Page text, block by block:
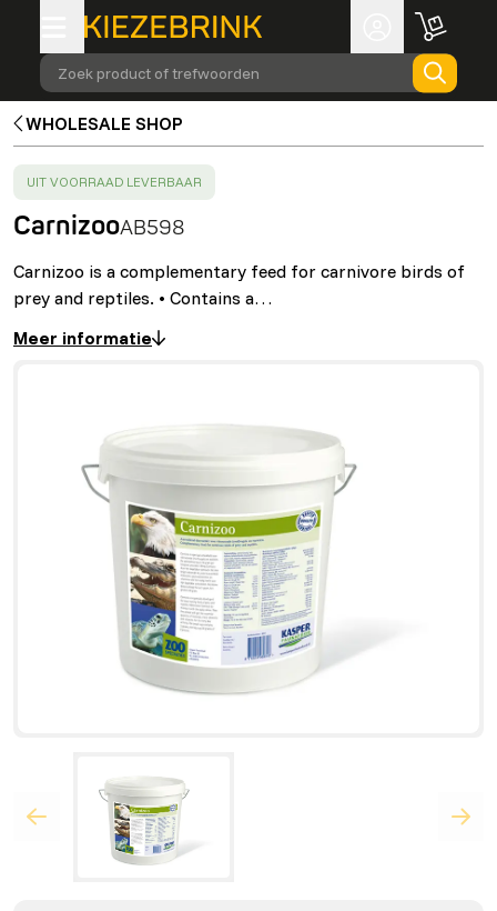
Zoek product of trefwoorden
WHOLESALE SHOP
SUCCESS:
UIT VOORRAAD LEVERBAAR
CarnizooAB598
Carnizoo is a complementary feed for carnivore birds of
prey and reptiles. • Contains a…
Meer informatie